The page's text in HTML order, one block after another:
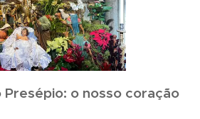
o nosso coração